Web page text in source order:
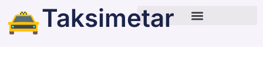
Taksimetar